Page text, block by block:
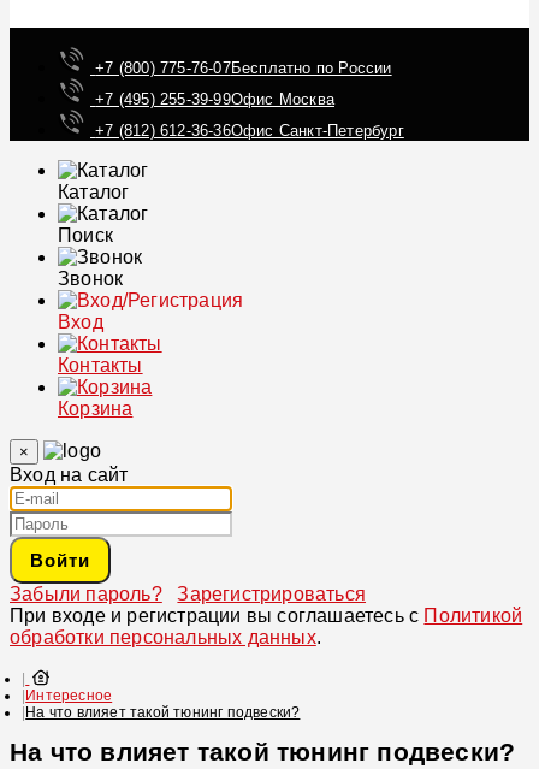
+7 (800) 775-76-07Бесплатно по России
+7 (495) 255-39-99Офис Москва
+7 (812) 612-36-36Офис Санкт-Петербург
Каталог
Поиск
Звонок
Вход
Контакты
Корзина
×
Вход на сайт
Войти
Забыли пароль?
Зарегистрироваться
При входе и регистрации вы соглашаетесь с Политикой
обработки персональных данных.
Интересное
На что влияет такой тюнинг подвески?
На что влияет такой тюнинг подвески?